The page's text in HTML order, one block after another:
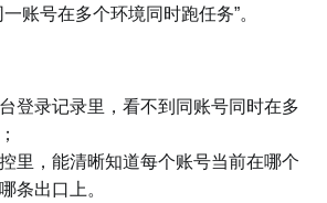
一账号在多个环境同时跑任务”。
登录记录里，看不到同账号同时在多
里，能清晰知道每个账号当前在哪个
条出口上。